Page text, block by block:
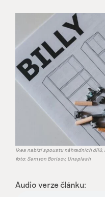
větší
obrázek
Ikea nabízí spoustu náhradních dílů,
foto: Semyon Borisov, Unsplash
Audio verze článku: